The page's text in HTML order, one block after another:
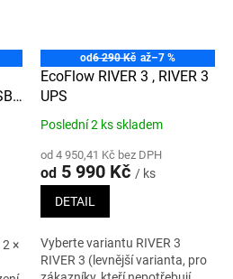
×
od6 290 Kč až–7 %
EcoFlow RIVER 3 , RIVER 3
UPS
Poslední 2 ks skladem
od 4 950,41 Kč bez DPH
od 5 990 Kč / ks
DETAIL
Vyberte variantu RIVER 3
RIVER 3 (levnější varianta, pro